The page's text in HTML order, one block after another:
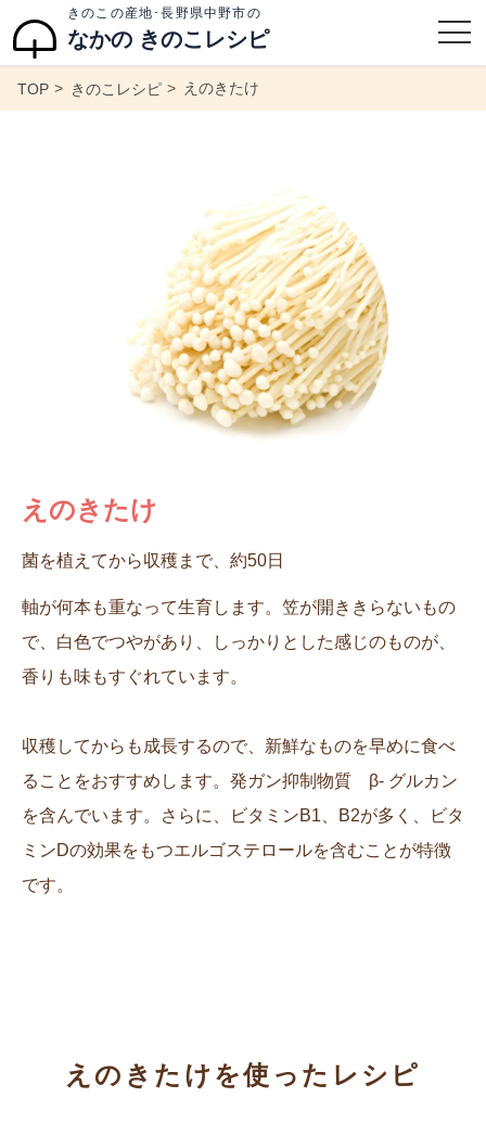
きのこの産地･長野県中野市の
なかの きのこレシピ
TOP きのこレシピ えのきたけ
えのきたけ
菌を植えてから収穫まで、約50日
軸が何本も重なって生育します。笠が開ききらないもの
で、白色でつやがあり、しっかりとした感じのものが、
香りも味もすぐれています。
収穫してからも成長するので、新鮮なものを早めに食べ
ることをおすすめします。発ガン抑制物質 β- グルカン
を含んでいます。さらに、ビタミンB1、B2が多く、ビタ
ミンDの効果をもつエルゴステロールを含むことが特徴
です。
えのきたけを使ったレシピ